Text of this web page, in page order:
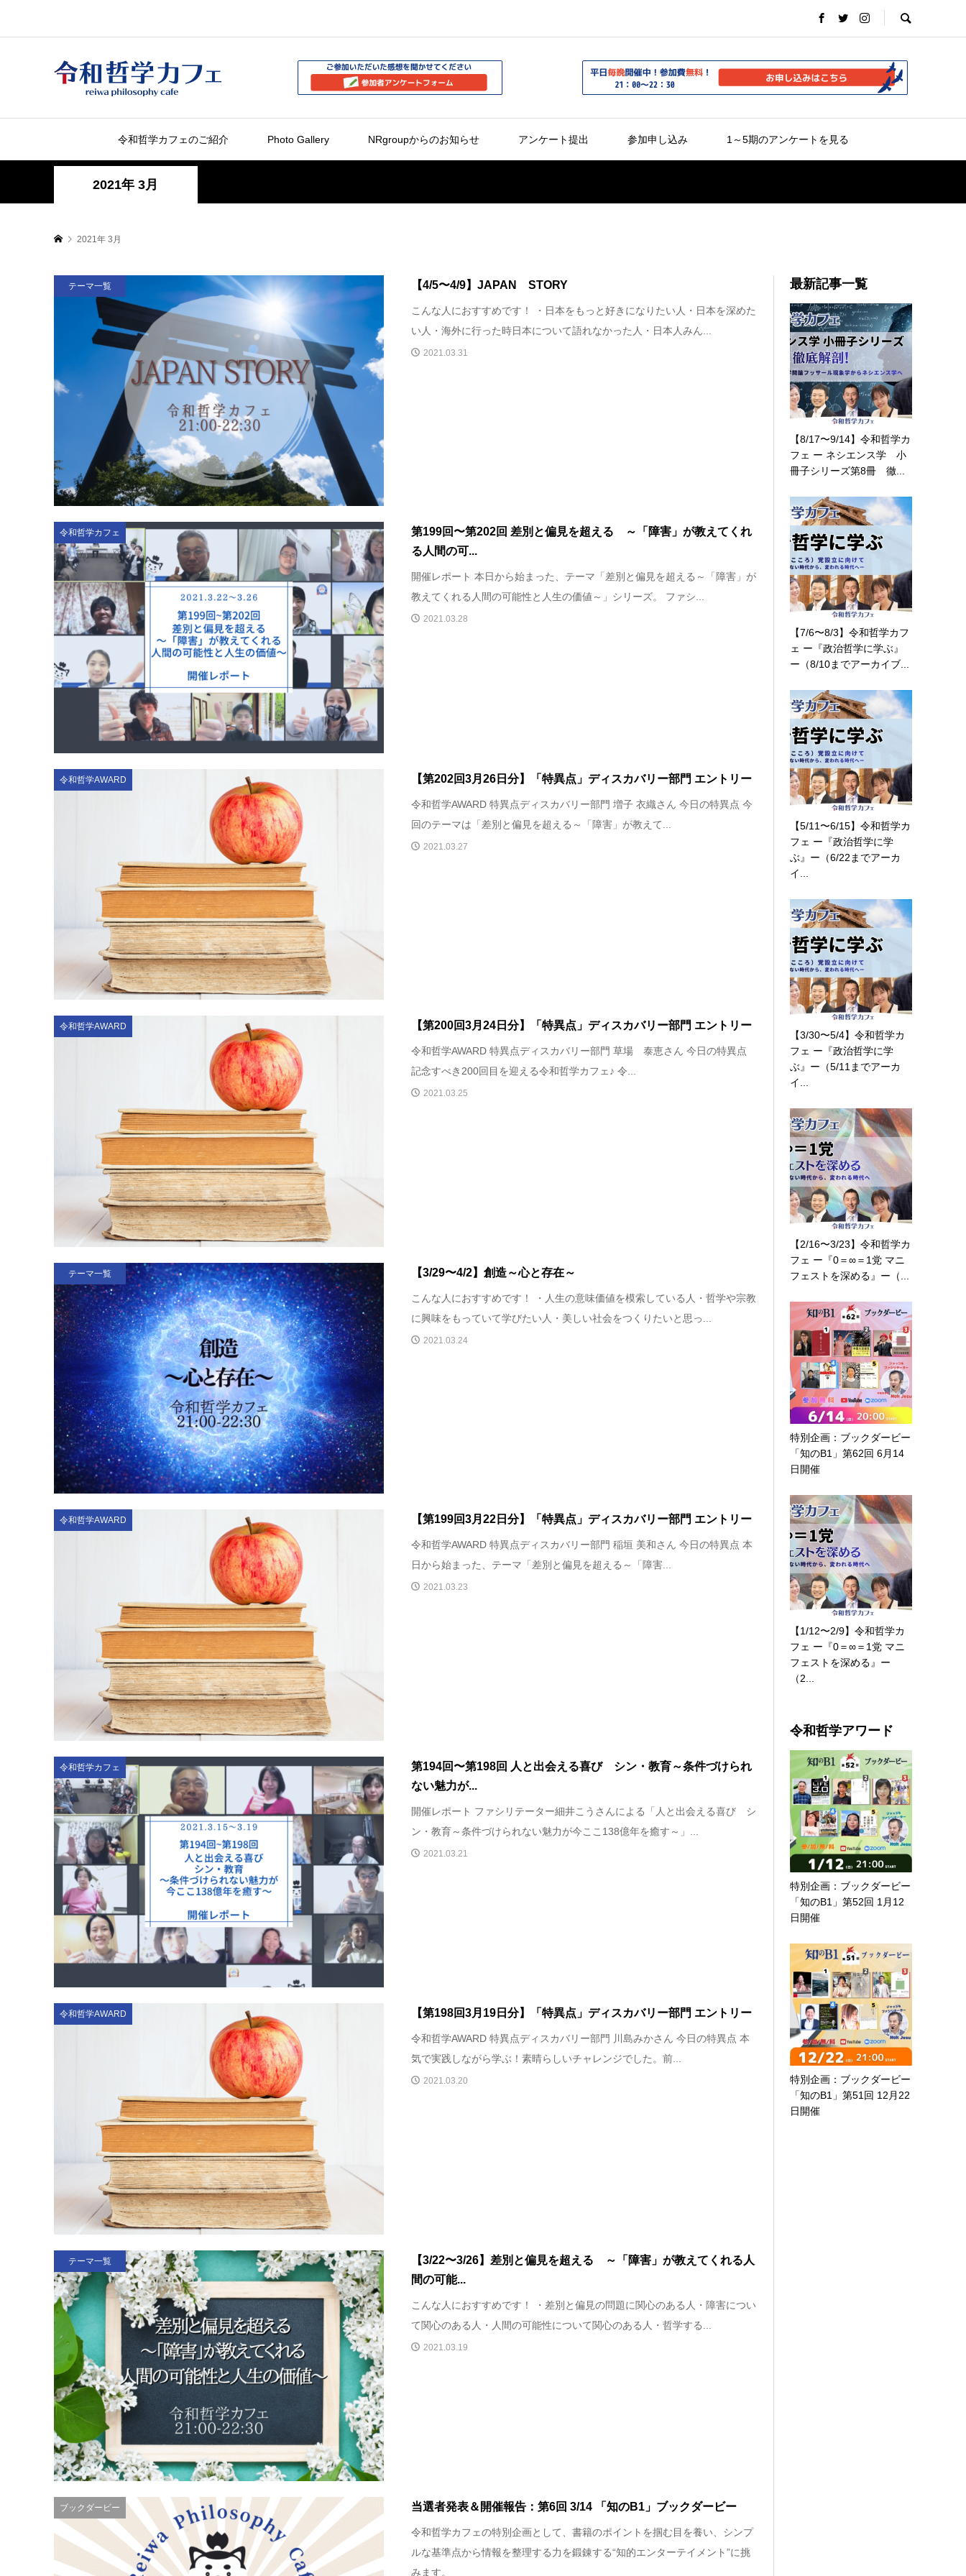
令和哲学カフェのご紹介 Photo Gallery NRgroupからのお知らせ アンケート提出 参加申し込み 1～5期のアンケートを見る
2021年 3月
2021年 3月
テーマ一覧 【4/5〜4/9】JAPAN STORY
こんな人におすすめです！ ・日本をもっと好きになりたい人・日本を深めた
い人・海外に行った時日本について語れなかった人・日本人みん...
2021.03.31
令和哲学カフェ
第199回〜第202回 差別と偏見を超える ～「障害」が教えてくれ
る人間の可...
開催レポート 本日から始まった、テーマ「差別と偏見を超える～「障害」が
教えてくれる人間の可能性と人生の価値～」シリーズ。 ファシ...
2021.03.28
令和哲学AWARD 【第202回3月26日分】「特異点」ディスカバリー部門 エントリー
令和哲学AWARD 特異点ディスカバリー部門 増子 衣織さん 今日の特異点 今
回のテーマは「差別と偏見を超える～「障害」が教えて...
2021.03.27
令和哲学AWARD 【第200回3月24日分】「特異点」ディスカバリー部門 エントリー
令和哲学AWARD 特異点ディスカバリー部門 草場 泰恵さん 今日の特異点
記念すべき200回目を迎える令和哲学カフェ♪ 令...
2021.03.25
テーマ一覧 【3/29〜4/2】創造～心と存在～
こんな人におすすめです！ ・人生の意味価値を模索している人・哲学や宗教
に興味をもっていて学びたい人・美しい社会をつくりたいと思っ...
2021.03.24
令和哲学AWARD 【第199回3月22日分】「特異点」ディスカバリー部門 エントリー
令和哲学AWARD 特異点ディスカバリー部門 稲垣 美和さん 今日の特異点 本
日から始まった、テーマ「差別と偏見を超える～「障害...
2021.03.23
令和哲学カフェ
第194回〜第198回 人と出会える喜び シン・教育～条件づけられ
ない魅力が...
開催レポート ファシリテーター細井こうさんによる「人と出会える喜び シ
ン・教育～条件づけられない魅力が今ここ138億年を癒す～」...
2021.03.21
令和哲学AWARD 【第198回3月19日分】「特異点」ディスカバリー部門 エントリー
令和哲学AWARD 特異点ディスカバリー部門 川島みかさん 今日の特異点 本
気で実践しながら学ぶ！素晴らしいチャレンジでした。前...
2021.03.20
テーマ一覧
【3/22〜3/26】差別と偏見を超える ～「障害」が教えてくれる人
間の可能...
こんな人におすすめです！ ・差別と偏見の問題に関心のある人・障害につい
て関心のある人・人間の可能性について関心のある人・哲学する...
2021.03.19
ブックダービー 当選者発表＆開催報告：第6回 3/14 「知のB1」ブックダービー
令和哲学カフェの特別企画として、書籍のポイントを掴む目を養い、シンプ
ルな基準点から情報を整理する力を鍛錬する“知的エンターテイメント”に挑
みます。
最新記事一覧
【8/17〜9/14】令和哲学カ
フェ ー ネシエンス学 小
冊子シリーズ第8冊 徹...
【7/6〜8/3】令和哲学カフ
ェ ー『政治哲学に学ぶ』
ー（8/10までアーカイブ...
【5/11〜6/15】令和哲学カ
フェ ー『政治哲学に学
ぶ』ー（6/22までアーカ
イ...
【3/30〜5/4】令和哲学カ
フェ ー『政治哲学に学
ぶ』ー（5/11までアーカ
イ...
【2/16〜3/23】令和哲学カ
フェ ー『0＝∞＝1党 マニ
フェストを深める』ー（...
特別企画：ブックダービー
「知のB1」第62回 6月14
日開催
【1/12〜2/9】令和哲学カ
フェ ー『0＝∞＝1党 マニ
フェストを深める』ー
（2...
令和哲学アワード
特別企画：ブックダービー
「知のB1」第52回 1月12
日開催
特別企画：ブックダービー
「知のB1」第51回 12月22
日開催